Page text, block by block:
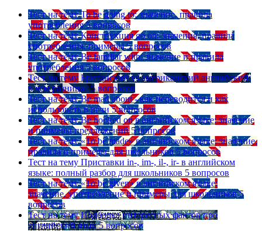
Тест на тему To be going to: значение, правила
употребления 5 вопросов
Тест на тему Конструкция go on: значения, правила
употребления, примеры 5 вопросов
Тест на тему Be familiar with: значение и правила
употребления 5 вопросов
Тест на тему Британский vs американский английский:
в чем разница? 5 вопросов
Тест на тему Be mad about - как переводится и как
использовать в речи 5 вопросов
Тест на тему Be hooked on в английском языке: значение
и примеры предложений 5 вопросов
Тест на тему «To be made» в английском языке: значение,
правила и примеры для школьников 5 вопросов
Тест на тему Приставки in-, im-, il-, ir- в английском
языке: полный разбор для школьников 5 вопросов
Тест на тему «To be given» в английском языке:
значение, употребление и примеры для школьников 5
вопросов
Тест на тему Подборка интересных фактов про
английский язык 5 вопросов